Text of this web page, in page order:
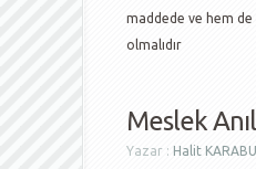
maddede ve hem de
olmalıdır
Meslek
Yazar : Halit